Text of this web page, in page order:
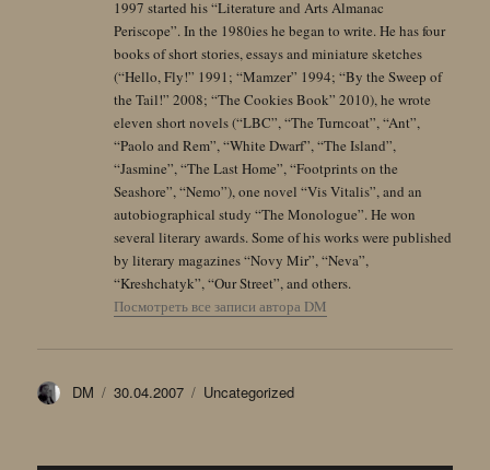
1997 started his “Literature and Arts Almanac
Periscope”. In the 1980ies he began to write. He has four
books of short stories, essays and miniature sketches
(“Hello, Fly!” 1991; “Mamzer” 1994; “By the Sweep of
the Tail!” 2008; “The Cookies Book” 2010), he wrote
eleven short novels (“LBC”, “The Turncoat”, “Ant”,
“Paolo and Rem”, “White Dwarf”, “The Island”,
“Jasmine”, “The Last Home”, “Footprints on the
Seashore”, “Nemo”), one novel “Vis Vitalis”, and an
autobiographical study “The Monologue”. He won
several literary awards. Some of his works were published
by literary magazines “Novy Mir”, “Neva”,
“Kreshchatyk”, “Our Street”, and others.
Посмотреть все записи автора DM
Автор
DM Опубликовано
30.04.2007 Рубрики
Uncategorized